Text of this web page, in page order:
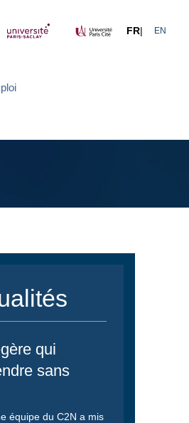
FR| EN
qui
sans
équipe du C2N a mis